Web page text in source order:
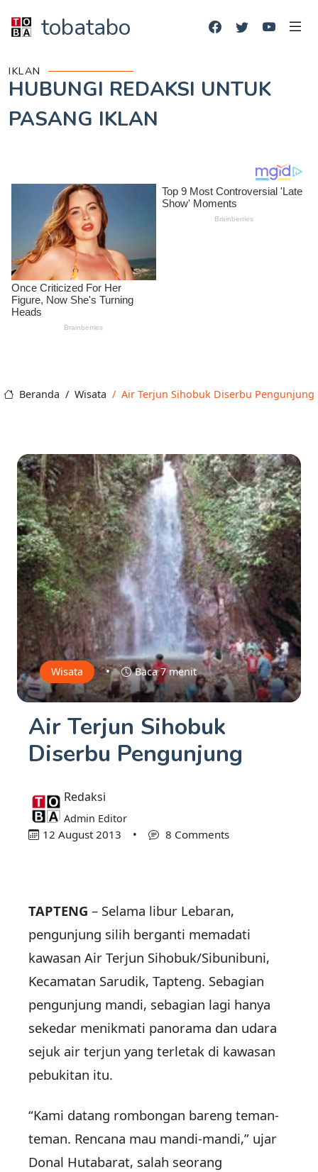
tobatabo
IKLAN
HUBUNGI REDAKSI UNTUK
PASANG IKLAN
Beranda Wisata Air Terjun Sihobuk Diserbu Pengunjung
Wisata • Baca 7 menit
Air Terjun Sihobuk
Diserbu Pengunjung
Redaksi
Admin Editor
12 August 2013 • 8 Comments
TAPTENG – Selama libur Lebaran,
pengunjung silih berganti memadati
kawasan Air Terjun Sihobuk/Sibunibuni,
Kecamatan Sarudik, Tapteng. Sebagian
pengunjung mandi, sebagian lagi hanya
sekedar menikmati panorama dan udara
sejuk air terjun yang terletak di kawasan
pebukitan itu.
“Kami datang rombongan bareng teman-
teman. Rencana mau mandi-mandi,” ujar
Donal Hutabarat, salah seorang